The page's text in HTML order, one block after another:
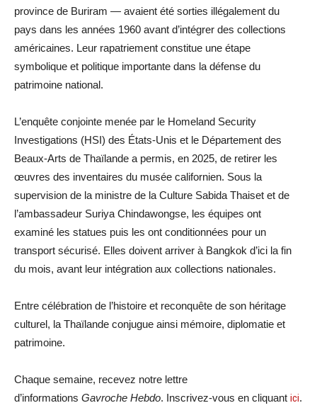
province de Buriram — avaient été sorties illégalement du
pays dans les années 1960 avant d’intégrer des collections
américaines. Leur rapatriement constitue une étape
symbolique et politique importante dans la défense du
patrimoine national.
L’enquête conjointe menée par le Homeland Security
Investigations (HSI) des États-Unis et le Département des
Beaux-Arts de Thaïlande a permis, en 2025, de retirer les
œuvres des inventaires du musée californien. Sous la
supervision de la ministre de la Culture Sabida Thaiset et de
l’ambassadeur Suriya Chindawongse, les équipes ont
examiné les statues puis les ont conditionnées pour un
transport sécurisé. Elles doivent arriver à Bangkok d’ici la fin
du mois, avant leur intégration aux collections nationales.
Entre célébration de l’histoire et reconquête de son héritage
culturel, la Thaïlande conjugue ainsi mémoire, diplomatie et
patrimoine.
Chaque semaine, recevez notre lettre
d’informations Gavroche Hebdo. Inscrivez-vous en cliquant ici.